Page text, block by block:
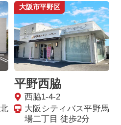
大阪市平野区
平野西脇
西脇1-4-2
大阪シティバス平野馬
場二丁目 徒歩2分